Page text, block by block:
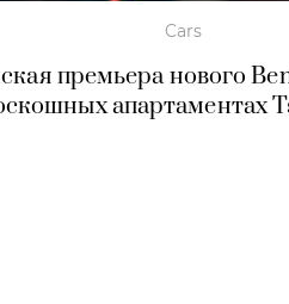
Cars
премьера нового
апартаментах